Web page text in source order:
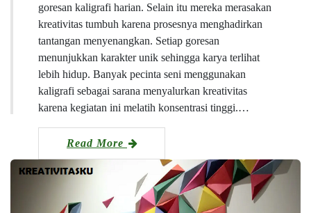
goresan kaligrafi harian. Selain itu mereka merasakan
kreativitas tumbuh karena prosesnya menghadirkan
tantangan menyenangkan. Setiap goresan
menunjukkan karakter unik sehingga karya terlihat
lebih hidup. Banyak pecinta seni menggunakan
kaligrafi sebagai sarana menyalurkan kreativitas
karena kegiatan ini melatih konsentrasi tinggi.…
Read More